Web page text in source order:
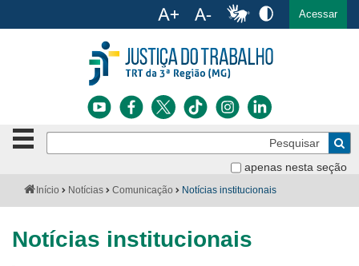
Ir para o menu Ir para a busca Ir para o rodapé
Acessar
apenas nesta seção
Botão
de
clique
ou
Notícias
Serviços
VocêInício Notícias Comunicação Notícias institucionais
Notícias institucionais